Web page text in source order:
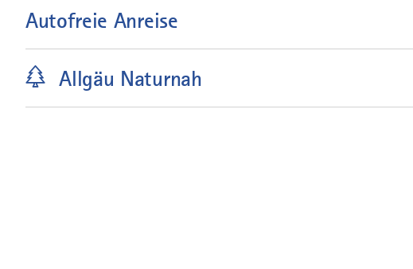
Autofreie Anreise
Allgäu Naturnah